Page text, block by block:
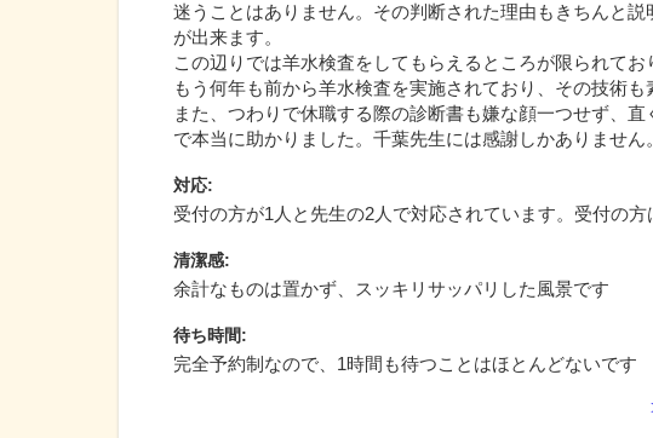
迷うことはありません。その判断された理由もきちんと
が出来ます。
この辺りでは羊水検査をしてもらえるところが限られて
もう何年も前から羊水検査を実施されており、その技術も
また、つわりで休職する際の診断書も嫌な顔一つせず、
で本当に助かりました。千葉先生には感謝しかありませ
対応:
受付の方が1人と先生の2人で対応されています。受付の方
清潔感:
余計なものは置かず、スッキリサッパリした風景です
待ち時間:
完全予約制なので、1時間も待つことはほとんどないです